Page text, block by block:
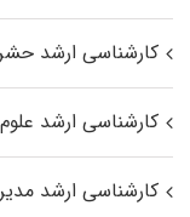
کارشناسی ارشد
کارشناسی ارشد
کارشناسی ارشد